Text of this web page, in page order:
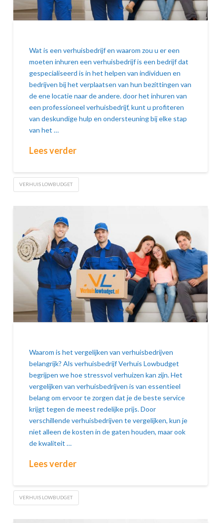
Wat is een verhuisbedrijf en waarom zou u er een
moeten inhuren een verhuisbedrijf is een bedrijf dat
gespecialiseerd is in het helpen van individuen en
bedrijven bij het verplaatsen van hun bezittingen van
de ene locatie naar de andere. door het inhuren van
een professioneel verhuisbedrijf, kunt u profiteren
van deskundige hulp en ondersteuning bij elke stap
van het …
Lees verder
VERHUIS LOWBUDGET
Waarom is het vergelijken van verhuisbedrijven
belangrijk? Als verhuisbedrijf Verhuis Lowbudget
begrijpen we hoe stressvol verhuizen kan zijn. Het
vergelijken van verhuisbedrijven is van essentieel
belang om ervoor te zorgen dat je de beste service
krijgt tegen de meest redelijke prijs. Door
verschillende verhuisbedrijven te vergelijken, kun je
niet alleen de kosten in de gaten houden, maar ook
de kwaliteit …
Lees verder
VERHUIS LOWBUDGET